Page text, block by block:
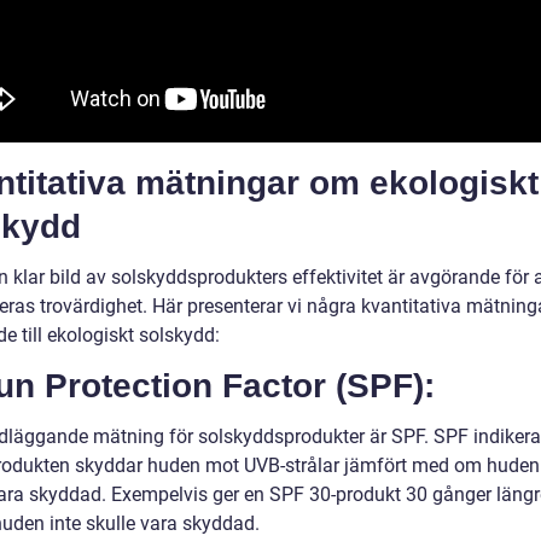
mätningar om ekologiskt
klar bild av solskyddsprodukters effektivitet är avgörande för
trovärdighet. Här presenterar vi några kvantitativa
till ekologiskt solskydd:
Protection Factor (SPF):
mätning för solskyddsprodukter är SPF. SPF
skyddar huden mot UVB-strålar jämfört med om
skyddad. Exempelvis ger en SPF 30-produkt 30 gånger
inte skulle vara skyddad.